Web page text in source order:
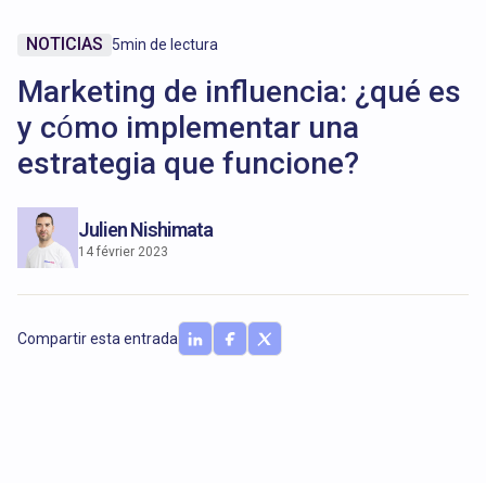
NOTICIAS 5min de lectura
Marketing de influencia: ¿qué es
y cómo implementar una
estrategia que funcione?
Julien Nishimata
14 février 2023
Compartir esta entrada